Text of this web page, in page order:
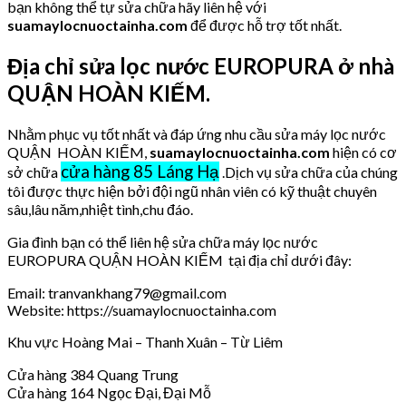
bạn không thể tự sửa chữa hãy liên hệ với
suamaylocnuoctainha.com để được hỗ trợ tốt nhất.
Địa chỉ sửa lọc nước EUROPURA ở nhà
QUẬN HOÀN KIẾM.
Nhằm phục vụ tốt nhất và đáp ứng nhu cầu sửa máy lọc nước
QUẬN HOÀN KIẾM, suamaylocnuoctainha.com hiện có cơ
sở chữa cửa hàng 85 Láng Hạ .Dịch vụ sửa chữa của chúng
tôi được thực hiện bởi đội ngũ nhân viên có kỹ thuật chuyên
sâu,lâu năm,nhiệt tình,chu đáo.
Gia đình bạn có thể liên hệ sửa chữa máy lọc nước
EUROPURA QUẬN HOÀN KIẾM tại địa chỉ dưới đây:
Email: tranvankhang79@gmail.com
Website: https://suamaylocnuoctainha.com
Khu vực Hoàng Mai – Thanh Xuân – Từ Liêm
Cửa hàng 384 Quang Trung
Cửa hàng 164 Ngọc Đại, Đại Mỗ